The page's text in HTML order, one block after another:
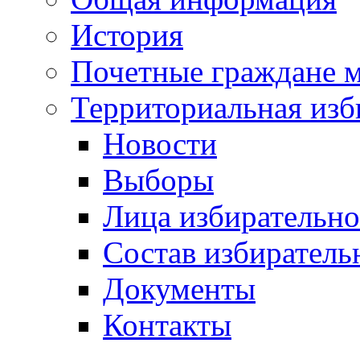
История
Почетные граждане
Территориальная
Новости
Выборы
Лица
Состав
Документы
Контакты